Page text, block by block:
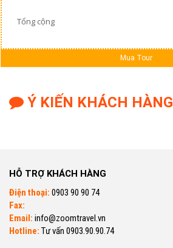
Tổng cộng
Mua Tour
Ý KIẾN KHÁCH HÀNG
HỖ TRỢ KHÁCH HÀNG
Điện thoại: 0903 90 90 74
Fax:
Email: info@zoomtravel.vn
Hotline: Tư vấn 0903.90.90.74